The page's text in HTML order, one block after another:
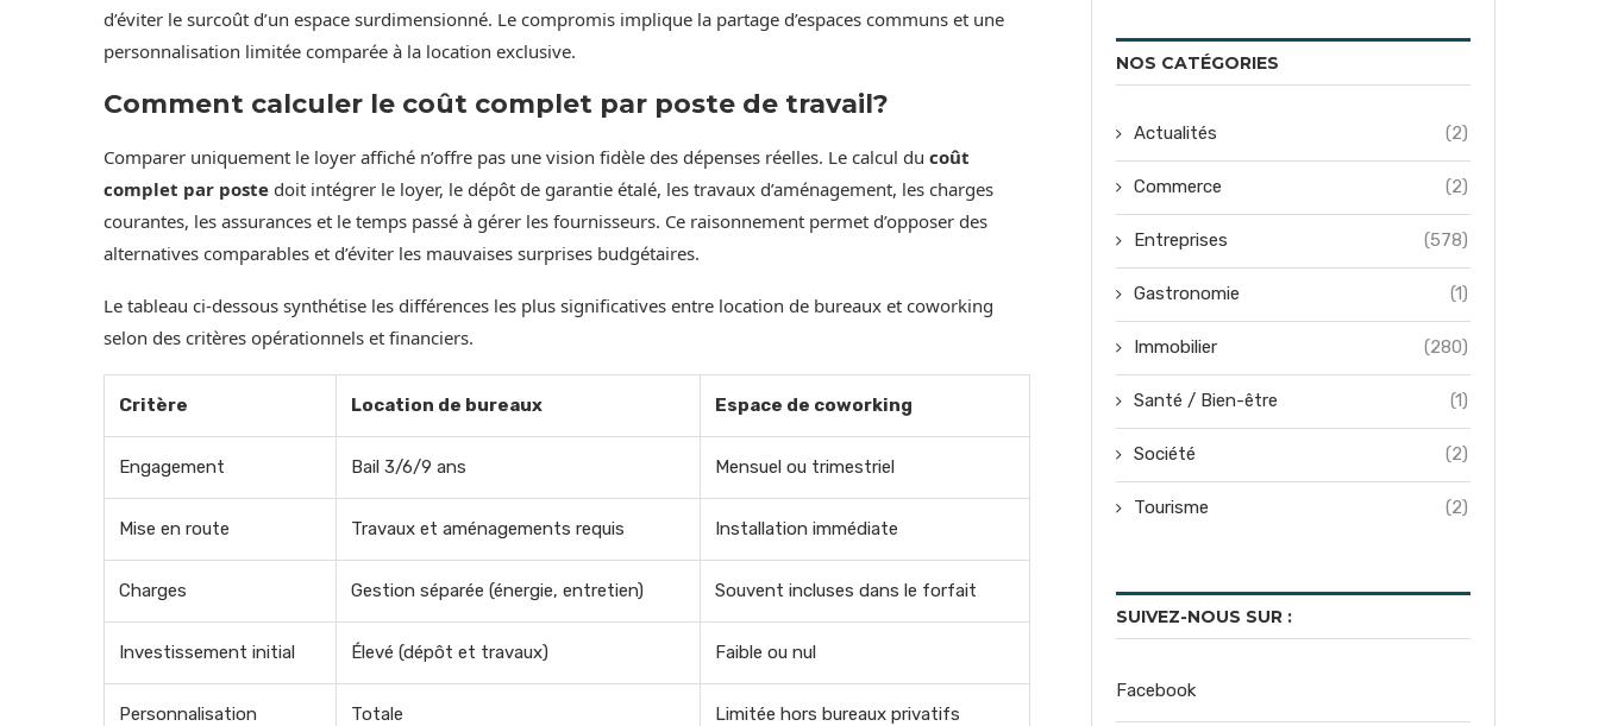
d’éviter le surcoût d’un espace surdimensionné. Le compromis implique la partage d’espaces communs et une
personnalisation limitée comparée à la location exclusive.
Comment calculer le coût complet par poste de travail?
Comparer uniquement le loyer affiché n’offre pas une vision fidèle des dépenses réelles. Le calcul du coût
complet par poste doit intégrer le loyer, le dépôt de garantie étalé, les travaux d’aménagement, les charges
courantes, les assurances et le temps passé à gérer les fournisseurs. Ce raisonnement permet d’opposer des
alternatives comparables et d’éviter les mauvaises surprises budgétaires.
Le tableau ci-dessous synthétise les différences les plus significatives entre location de bureaux et coworking
selon des critères opérationnels et financiers.
Critère Location de bureaux Espace de coworking
Engagement Bail 3/6/9 ans Mensuel ou trimestriel
Mise en route Travaux et aménagements requis Installation immédiate
Charges Gestion séparée (énergie, entretien) Souvent incluses dans le forfait
Investissement initial Élevé (dépôt et travaux) Faible ou nul
Personnalisation Totale Limitée hors bureaux privatifs
NOS CATÉGORIES
Actualités (2)
Commerce (2)
Entreprises (578)
Gastronomie (1)
Immobilier (280)
Santé / Bien-être (1)
Société (2)
Tourisme (2)
SUIVEZ-NOUS SUR :
Facebook